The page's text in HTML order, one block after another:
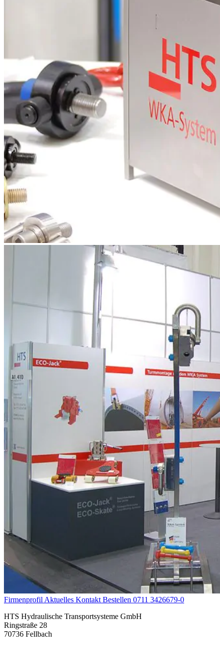
Firmenprofil Aktuelles Kontakt Bestellen 0711 3426679-0
HTS Hydraulische Transportsysteme GmbH
Ringstraße 28
70736 Fellbach